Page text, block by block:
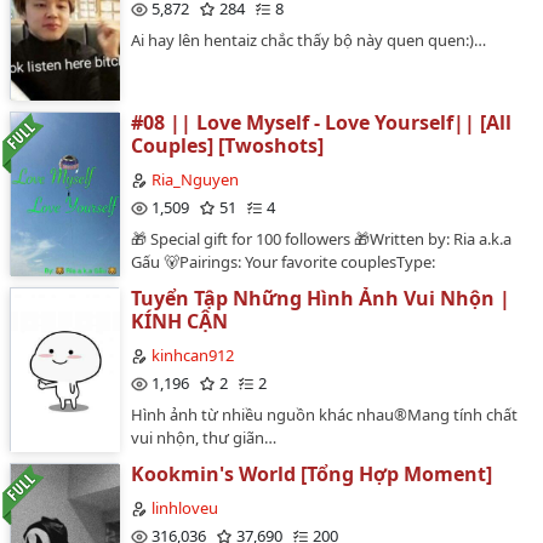
Ran , Mori , Taijutsu , Tiến sĩ Asaga , Ayumi , Genta ,
Mishuhi.…
5,872
284
8
Ai hay lên hentaiz chắc thấy bộ này quen quen:)…
#08 || Love Myself - Love Yourself|| [All
Couples] [Twoshots]
Ria_Nguyen
1,509
51
4
🎁 Special gift for 100 followers 🎁Written by: Ria a.k.a
Gấu 🐻Pairings: Your favorite couplesType:
twoshots/version (Vietnamese ver. & English vers)
Extraction:Use your imagination for your favorite
couples and then follow me ~~Hãy dùng trí tưởng
tượng của bạn dành cho cặp đôi bạn yêu thích và sau
đó theo tui nào~~~🚨 Warning 🚨 Please do not
Tuyển Tập Những Hình Ảnh Vui Nhộn |
KÍNH CẬN
kinhcan912
1,196
2
2
Hình ảnh từ nhiều nguồn khác nhau®Mang tính chất
vui nhộn, thư giãn…
Kookmin's World [Tổng Hợp Moment]
linhloveu
316,036
37,690 200